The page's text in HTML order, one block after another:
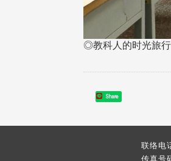
◎教科人的时光旅
Share
联络电
传真号